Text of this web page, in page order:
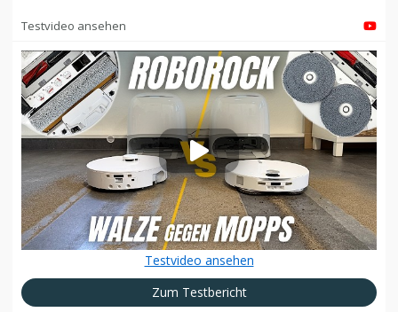
Testvideo ansehen
Testvideo ansehen
Zum Testbericht